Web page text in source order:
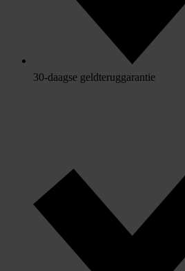
30-daagse geldteruggarantie